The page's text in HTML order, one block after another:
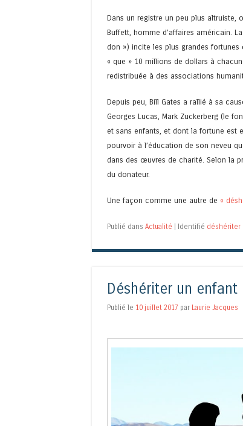
Dans un registre un peu plus altruiste,
Buffett, homme d’affaires américain.
don ») incite les plus grandes fortunes
« que » 10 millions de dollars à
redistribuée à des associations
Depuis peu, Bill Gates a rallié à sa
Georges Lucas, Mark Zuckerberg (le
et sans enfants, et dont la fortune est
pourvoir à l’éducation de son neveu
dans des œuvres de charité. Selon la
du donateur.
Une façon comme une autre de «
Publié dans Actualité Identifié déshériter
Déshériter un
Publié le 10 juillet 2017 par Laurie Jacques